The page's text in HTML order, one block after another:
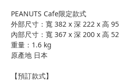
PEANUTS Cafe限定款式
外部尺寸：寬 382 x 深 222 x 高
內部尺寸：寬 367 x 深 200 x 高
重量：1.6 kg
原產地 日本
【預訂款式】